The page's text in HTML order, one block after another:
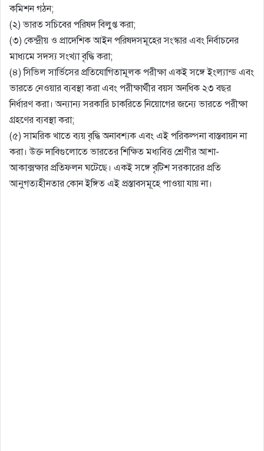
কমিশন গঠন;
(২) ভারত সচিবের পরিষদ বিলুপ্ত করা;
(৩) কেন্দ্রীয় ও প্রাদেশিক আইন পরিষদসমূহের সংস্কার এবং নির্বাচনের
মাধ্যমে সদস্য সংখ্যা বৃদ্ধি করা;
(৪) সিভিল সার্ভিসের প্রতিযােগিতামূলক পরীক্ষা একই সঙ্গে ইংল্যান্ড এবং
ভারতে নেওয়ার ব্যবস্থা করা এবং পরীক্ষার্থীর বয়স অনধিক ২৩ বছর
নির্ধারণ করা। অন্যান্য সরকারি চাকরিতে নিয়ােগের জন্যে ভারতে পরীক্ষা
গ্রহণের ব্যবস্থা করা;
(৫) সামরিক খাতে ব্যয় বৃদ্ধি অনাবশ্যক এবং এই পরিকল্পনা বাস্তবায়ন না
করা। উক্ত দাবিগুলােতে ভারতের শিক্ষিত মধ্যবিত্ত শ্রেণীর আশা-
আকাক্সক্ষার প্রতিফলন ঘটেছে। একই সঙ্গে বৃটিশ সরকারের প্রতি
আনুগত্যহীনতার কোন ইঙ্গিত এই প্রস্তাবসমূহে পাওয়া যায় না।